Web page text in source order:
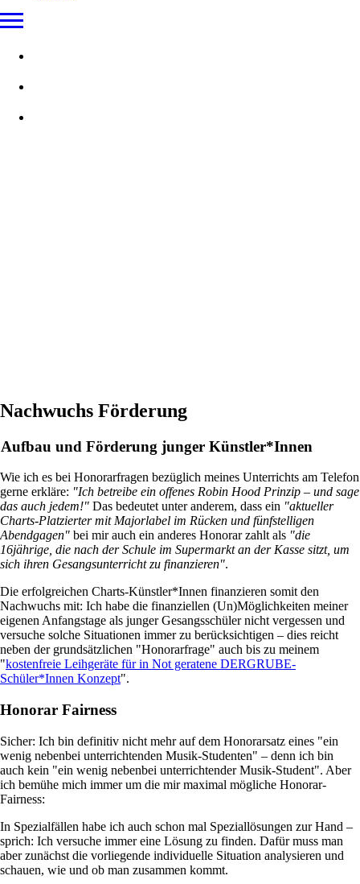
Nachwuchs Förderung
Aufbau und Förderung junger Künstler*Innen
Wie ich es bei Honorarfragen bezüglich meines Unterrichts am Telefon
gerne erkläre: "Ich betreibe ein offenes Robin Hood Prinzip – und sage
das auch jedem!" Das bedeutet unter anderem, dass ein "aktueller
Charts-Platzierter mit Majorlabel im Rücken und fünfstelligen
Abendgagen" bei mir auch ein anderes Honorar zahlt als "die
16jährige, die nach der Schule im Supermarkt an der Kasse sitzt, um
sich ihren Gesangsunterricht zu finanzieren".
Die erfolgreichen Charts-Künstler*Innen finanzieren somit den
Nachwuchs mit: Ich habe die finanziellen (Un)Möglichkeiten meiner
eigenen Anfangstage als junger Gesangsschüler nicht vergessen und
versuche solche Situationen immer zu berücksichtigen – dies reicht
neben der grundsätzlichen "Honorarfrage" auch bis zu meinem
"kostenfreie Leihgeräte für in Not geratene DERGRUBE-
Schüler*Innen Konzept".
Honorar Fairness
Sicher: Ich bin definitiv nicht mehr auf dem Honorarsatz eines "ein
wenig nebenbei unterrichtenden Musik-Studenten" – denn ich bin
auch kein "ein wenig nebenbei unterrichtender Musik-Student". Aber
ich bemühe mich immer um die mir maximal mögliche Honorar-
Fairness:
In Spezialfällen habe ich auch schon mal Speziallösungen zur Hand –
sprich: Ich versuche immer eine Lösung zu finden. Dafür muss man
aber zunächst die vorliegende individuelle Situation analysieren und
schauen, wie und ob man zusammen kommt.